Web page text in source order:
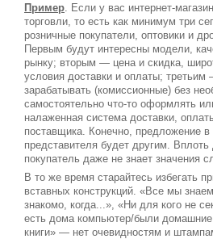
Пример . Если у вас интернет-
торговли, то есть как минимум три
розничные покупатели, оптовики и
Первым будут интересны модели,
рынку; вторым — цена и скидка,
условия доставки и оплаты;
зарабатывать (комиссионные) без
самостоятельно что-то оформлять
налаженная система доставки,
поставщика. Конечно, предложение
представителя будет другим. Вплоть
покупатель даже не знает значения
В то же время старайтесь избегать
вставных конструкций. «Все мы
знакомо, когда...», «Ни для кого не
есть дома компьютер/были
книги» — нет очевидностям и